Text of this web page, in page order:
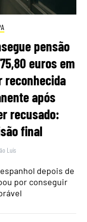
pensão
euros em
reconhecida
após
recusado:
final
Luís
depois de
por conseguir